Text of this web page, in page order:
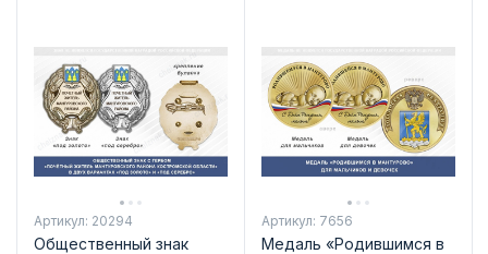
Артикул: 20294
Общественный знак
Артикул: 7656
Медаль «Родившимся в